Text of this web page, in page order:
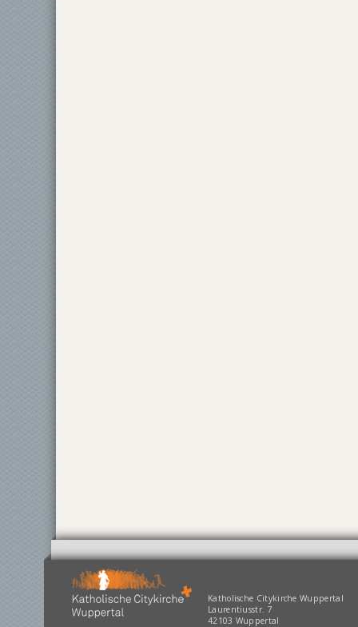
Katholische Citykirche Wuppertal
Laurentiusstr. 7
42103 Wuppertal